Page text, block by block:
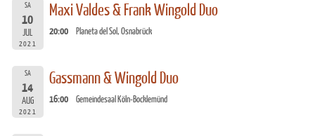
SA
10
JUL
2021
Maxi Valdes & Frank Wingold Duo
20:00 Planeta del Sol, Osnabrück
SA
14
AUG
2021
Gassmann & Wingold Duo
16:00 Gemeindesaal Köln-Bocklemünd